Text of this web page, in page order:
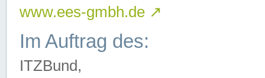
www.ees-gmbh.de ↗
Im Auftrag des:
ITZBund,